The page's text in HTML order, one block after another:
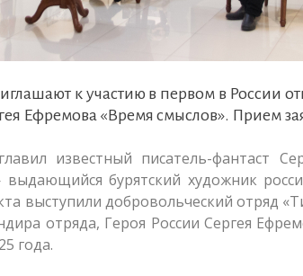
к участию в первом в России
Ефремова «Время смыслов». Прием
известный писатель-фантаст
бурятский художник
выступили добровольческий отряд
отряда, Героя России Сергея
года.